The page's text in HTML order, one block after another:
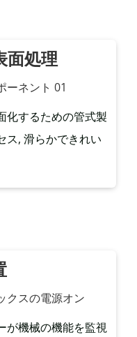
面処理
化するための管式製
ス, 滑らかできれい
が機械の機能を監視